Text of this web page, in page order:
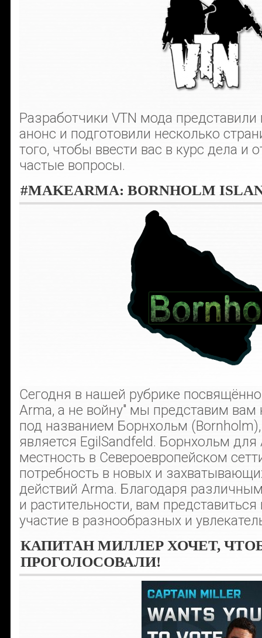
Разработчики VTN мода
анонс и подготовили несколько
того, чтобы ввести вас в курс дела и
частые вопросы.
#MAKEARMA: BORNHOLM
Сегодня в нашей рубрике
Arma, а не войну" мы представим
под названием Борнхольм
является EgilSandfeld. Борнхольм
местность в Североевропейском
потребность в новых и
действий Arma. Благодаря
и растительности, вам
участие в разнообразных и
КАПИТАН МИЛЛЕР ХОЧЕТ,
ПРОГОЛОСОВАЛИ!